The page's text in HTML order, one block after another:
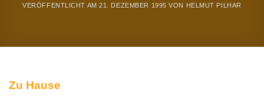
VERÖFFENTLICHT AM21. DEZEMBER 1995 VON HELMUT PILHAR
Zu Hause